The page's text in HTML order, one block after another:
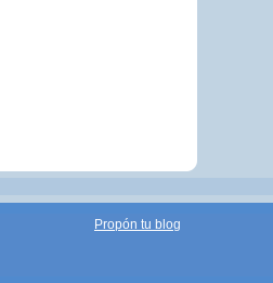
Propón tu blog